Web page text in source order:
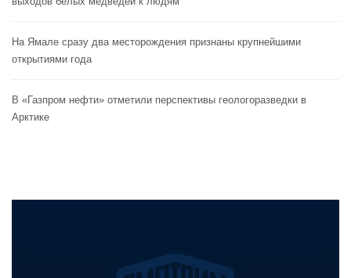
На Ямале сразу два месторождения признаны крупнейшими
открытиями года
В «Газпром нефти» отметили перспективы геологоразведки в
Арктике